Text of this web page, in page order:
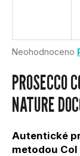
Průměrné
produktu
je
0,0
z
hvězdiček.
Neohodnoceno
PROSECCO
NATURE
Autentické
metodou Col
Í
T
?